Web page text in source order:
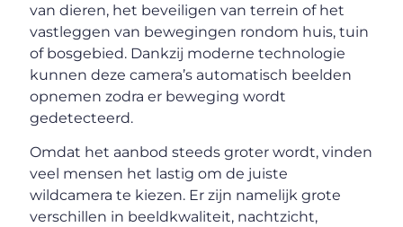
van dieren, het beveiligen van terrein of het
vastleggen van bewegingen rondom huis, tuin
of bosgebied. Dankzij moderne technologie
kunnen deze camera’s automatisch beelden
opnemen zodra er beweging wordt
gedetecteerd.
Omdat het aanbod steeds groter wordt, vinden
veel mensen het lastig om de juiste
wildcamera te kiezen. Er zijn namelijk grote
verschillen in beeldkwaliteit, nachtzicht,